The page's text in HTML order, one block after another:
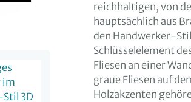
reichhaltigen, von
hauptsächlich aus
den Handwerker-
Schlüsselelement
Fliesen an einer
graue Fliesen auf
Holzakzenten